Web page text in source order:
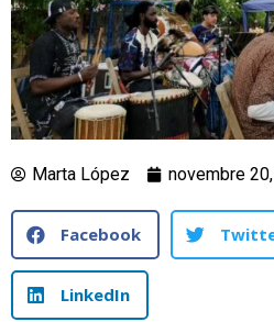
Marta López novembre
Facebook
LinkedIn